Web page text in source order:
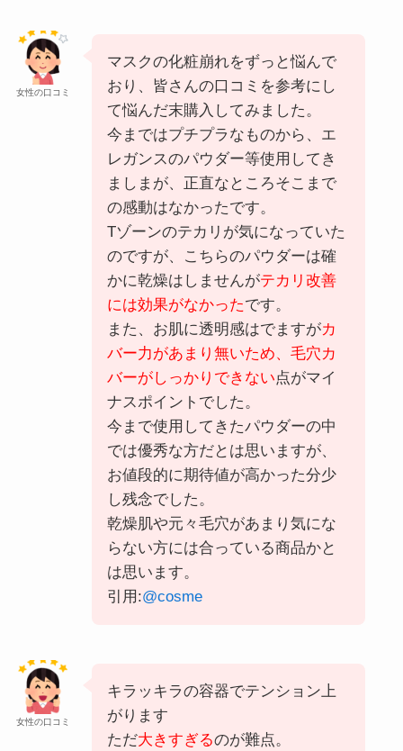
女性の口コミ
マスクの化粧崩れをずっと悩んで
おり、皆さんの口コミを参考にし
て悩んだ末購入してみました。
今まではプチプラ なものから、エ
レガンスのパウダー等使用してき
ましまが、正直なところそこまで
の感動はなかったです。
Tゾーンのテカリが気になっていた
のですが、こちらのパウダーは確
かに乾燥はしませんがテカリ改善
には効果がなかったです。
また、お肌に透明感はでますがカ
バー力があまり無いため、毛穴カ
バーがしっかりできない点がマイ
ナスポイントでした。
今まで使用してきたパウダーの中
では優秀な方だとは思いますが、
お値段的に期待値が高かった分少
し残念でした。
乾燥肌や元々毛穴があまり気にな
らない方には合っている商品かと
は思います。
引用:@cosme
女性の口コミ
キラッキラの容器でテンション上
がります
ただ大きすぎるのが難点。